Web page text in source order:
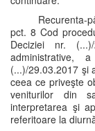
Recurenta-
pct. 8 Cod
Deciziei nr.
administrative,
(...)/29.03.2017 şi
ceea ce priveşte
veniturilor din
interpretarea şi
referitoare la